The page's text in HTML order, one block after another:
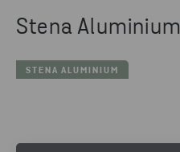
Stena Aluminium
STENA ALUMINIUM